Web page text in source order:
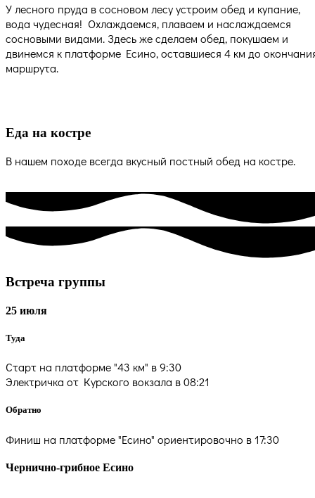
У лесного пруда в сосновом лесу устроим обед и купание,
вода чудесная! Охлаждаемся, плаваем и наслаждаемся
сосновыми видами. Здесь же сделаем обед, покушаем и
двинемся к платформе Есино, оставшиеся 4 км до
маршрута.
Еда на костре
В нашем походе всегда вкусный постный обед на костре.
Встреча группы
25 июля
Туда
Старт на платформе "43 км" в 9:30
Электричка от Курского вокзала в 08:21
Обратно
Финиш на платформе "Есино" ориентировочно в 17:30
Чернично-грибное Есино